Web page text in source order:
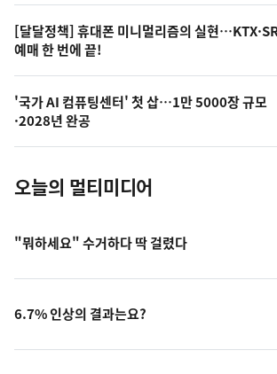
오
늘
의
사
진
[달달정책] 휴대폰 미니멀리즘의 실현
예매 한 번에 끝!
'국가 AI 컴퓨팅센터' 첫 삽…1만 5000장 규모
·2028년 완공
오늘의 멀티미디어
"뭐하세요" 수거하다 딱 걸렸다
6.7% 인상의 결과는요?